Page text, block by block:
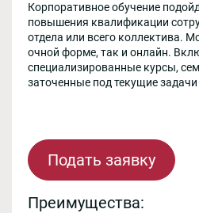
Корпоративное обучение
повышения квалификации
отдела или всего коллектива.
очной форме, так и онлайн.
специализированные курсы,
заточенные под текущие
Подать заявку
Преимущества: